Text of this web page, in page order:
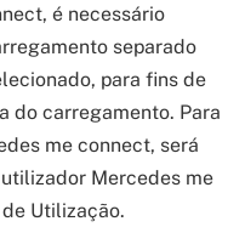
é necessário
separado
para fins de
do carregamento. Para
me connect, será
Mercedes me
Utilização.